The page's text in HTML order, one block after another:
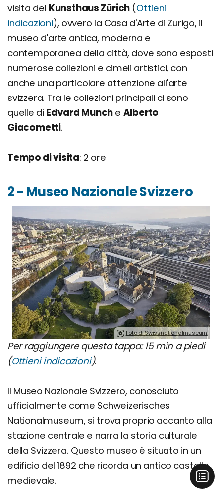
visita del Kunsthaus Zürich (Ottieni
indicazioni), ovvero la Casa d'Arte di Zurigo, il
museo d'arte antica, moderna e
contemporanea della città, dove sono esposti
numerose collezioni e cimeli artistici, con
anche una particolare attenzione all'arte
svizzera. Tra le collezioni principali ci sono
quelle di Edvard Munch e Alberto
Giacometti.
Tempo di visita: 2 ore
2 - Museo Nazionale Svizzero
Foto di Swissnationalmuseum.
Per raggiungere questa tappa: 15 min a piedi
(Ottieni indicazioni).
Il Museo Nazionale Svizzero, conosciuto
ufficialmente come Schweizerisches
Nationalmuseum, si trova proprio accanto alla
stazione centrale e narra la storia culturale
della Svizzera. Questo museo è situato in un
edificio del 1892 che ricorda un antico castello
medievale.